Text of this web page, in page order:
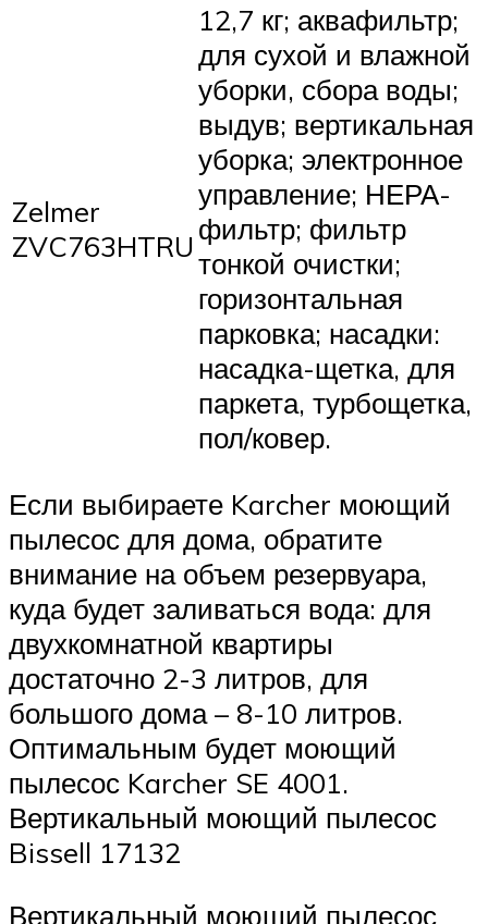
Zelmer
ZVC763HTRU
12,7 кг; аквафильтр;
для сухой и влажной
уборки, сбора воды;
выдув; вертикальная
уборка; электронное
управление; НЕРА-
фильтр; фильтр
тонкой очистки;
горизонтальная
парковка; насадки:
насадка-щетка, для
паркета, турбощетка,
пол/ковер.
Если выбираете Karcher моющий
пылесос для дома, обратите
внимание на объем резервуара,
куда будет заливаться вода: для
двухкомнатной квартиры
достаточно 2-3 литров, для
большого дома – 8-10 литров.
Оптимальным будет моющий
пылесос Karcher SE 4001.
Вертикальный моющий пылесос
Bissell 17132
Вертикальный моющий пылесос